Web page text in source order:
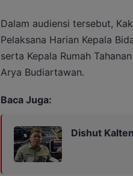
Dalam audiensi tersebut,
Pelaksana Harian Kepala
serta Kepala Rumah
Arya Budiartawan.
Baca Juga:
Dishut